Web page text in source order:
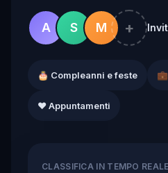
A S M +
🎂 Compleanni e feste
❤️ Appuntamenti
CLASSIFICA IN TEMPO REALE